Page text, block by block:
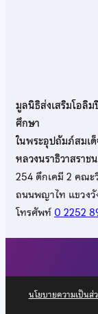
มูลนิธิส่งเสริมโอลิ
ศึกษา
ในพระอุปถัมภ์สมเ
หลวงนราธิวาสราช
254 ตึกเคมี 2 คณ
ถนนพญาไท แขวงวั
โทรศัพท์0 2252
นโยบายความเป็นส่